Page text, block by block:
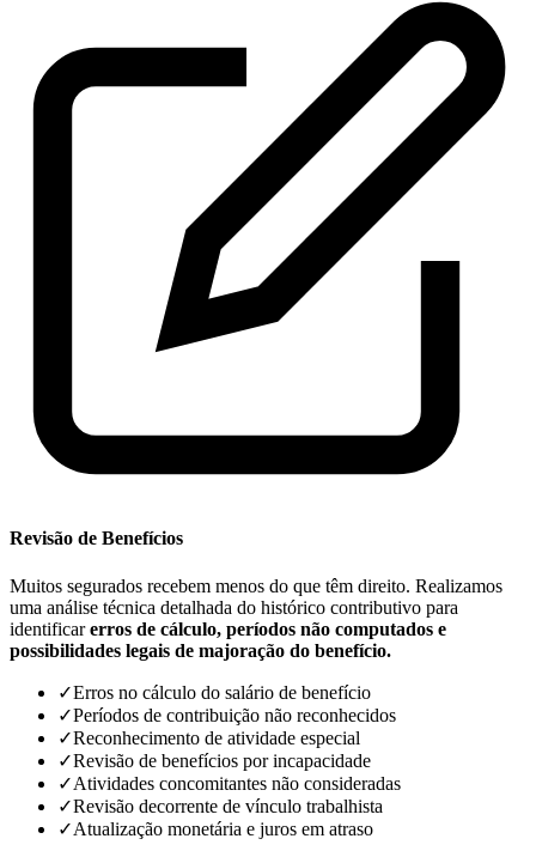
Revisão de Benefícios
Muitos segurados recebem menos do que têm direito. Realizamos
uma análise técnica detalhada do histórico contributivo para
identificarerros de cálculo, períodos não computados e
possibilidades legais de majoração do benefício.
✓Erros no cálculo do salário de benefício
✓Períodos de contribuição não reconhecidos
✓Reconhecimento de atividade especial
✓Revisão de benefícios por incapacidade
✓Atividades concomitantes não consideradas
✓Revisão decorrente de vínculo trabalhista
✓Atualização monetária e juros em atraso